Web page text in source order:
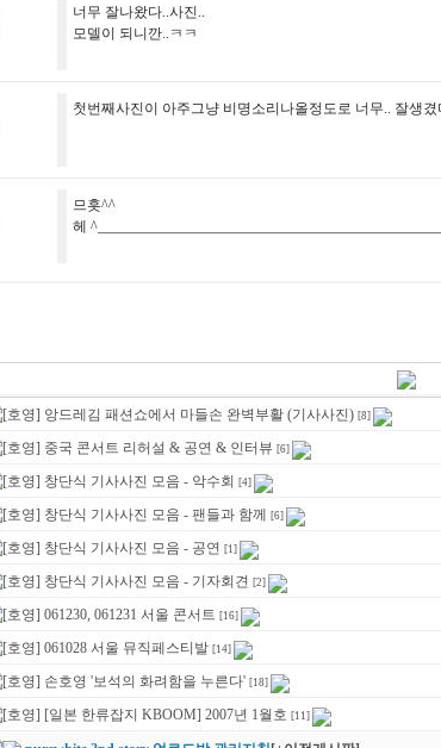
너무 잘나왔다..사진..
모델이 되니깐..ㅋㅋ
첫번째사진이 아주그냥 비명소리나올정도로 너무.. 잘생
므흣^^
헤
[호영] 앙드레김 패션쇼에서 마들손 완벽부활 (기사사진) [8]
[호영] 중국 콘서트 리허설 & 공연 & 인터뷰 [6]
[호영] 창단식 기사사진 모음 - 악수회 [4]
[호영] 창단식 기사사진 모음 - 팬들과 함께 [6]
[호영] 창단식 기사사진 모음 - 공연 [1]
[호영] 창단식 기사사진 모음 - 기자회견 [2]
[호영] 061230, 061231 서울 콘서트 [16]
[호영] 061028 서울 뮤직페스티발 [14]
[호영] 손호영 '보석의 화려함을 누른다' [18]
[호영] [일본 한류잡지 KBOOM] 2007년 1월호 [11]